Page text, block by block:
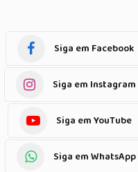
Siga em Facebook
Siga em Instagram
Siga em YouTube
Siga em WhatsApp